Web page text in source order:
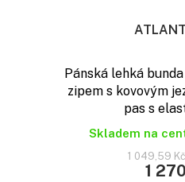
Pánská lehká
zipem s kovovým
pas s
Skladem na
1 049,59
1